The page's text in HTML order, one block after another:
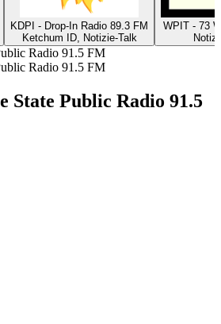
KDPI - Drop-In Radio 89.3 FM
Ketchum ID, Notizie-Talk
WPIT - 73
Radio 91.5 FM
Radio 91.5 FM
State Public Radio 91.5